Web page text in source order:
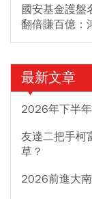
國安基金護
翻倍賺百億：
最新文章
2026年下半
友達二把手柯
草？
2026前進大